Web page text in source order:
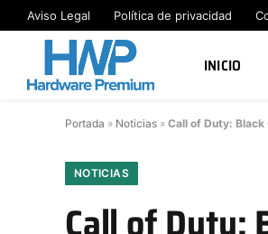
Aviso Legal Política de privacidad
INICIO
Portada » Noticias » Call of Duty:
NOTICIAS